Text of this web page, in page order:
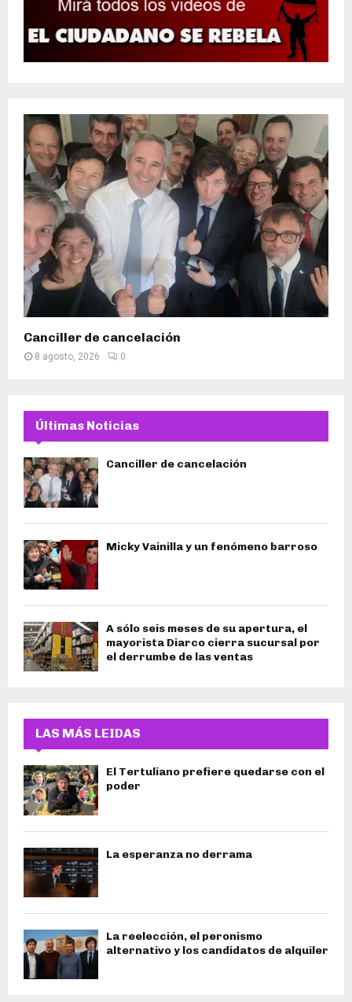
Canciller de cancelación
8 agosto, 2026 0
Últimas Noticias
Canciller de cancelación
Micky Vainilla y un fenómeno barroso
A sólo seis meses de su apertura, el
mayorista Diarco cierra sucursal por
el derrumbe de las ventas
LAS MÁS LEIDAS
El Tertuliano prefiere quedarse con el
poder
La esperanza no derrama
La reelección, el peronismo
alternativo y los candidatos de alquiler